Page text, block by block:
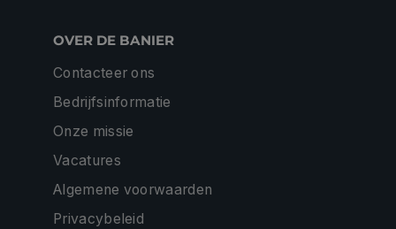
OVER DE BANIER
Contacteer ons
Bedrijfsinformatie
Onze missie
Vacatures
Algemene voorwaarden
Privacybeleid